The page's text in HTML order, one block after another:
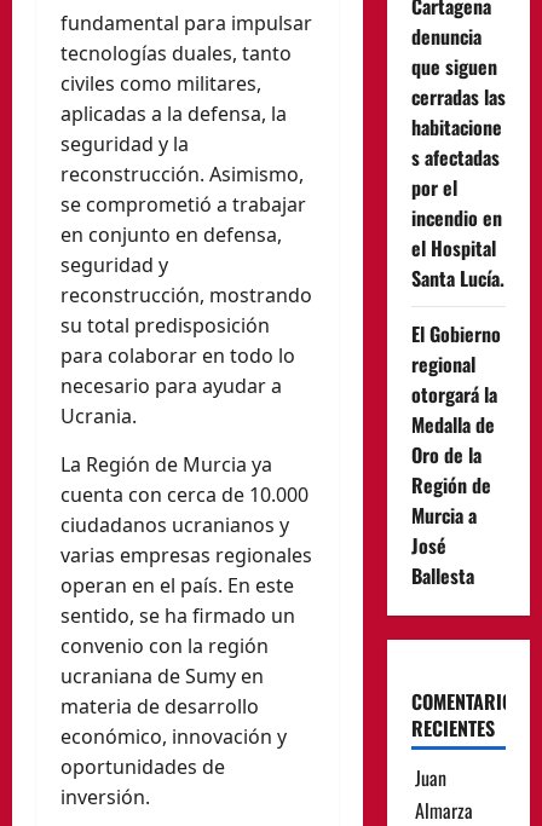
fundamental para impulsar
tecnologías duales, tanto
civiles como militares,
aplicadas a la defensa, la
seguridad y la
reconstrucción. Asimismo,
se comprometió a trabajar
en conjunto en defensa,
seguridad y
reconstrucción, mostrando
su total predisposición
para colaborar en todo lo
necesario para ayudar a
Ucrania.
La Región de Murcia ya
cuenta con cerca de 10.000
ciudadanos ucranianos y
varias empresas regionales
operan en el país. En este
sentido, se ha firmado un
convenio con la región
ucraniana de Sumy en
materia de desarrollo
económico, innovación y
oportunidades de
inversión.
Cartagena
denuncia
que siguen
cerradas las
habitacione
s afectadas
por el
incendio en
el Hospital
Santa Lucía.
El Gobierno
regional
otorgará la
Medalla de
Oro de la
Región de
Murcia a
José
Ballesta
COMENTARIOS
RECIENTES
Juan
Almarza